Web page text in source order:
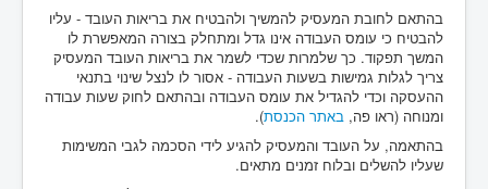
בהתאם לחובת המעסיק להמשיך ולהבטיח את בריאות העובד - עליו
להבטיח כי עומס העבודה אינו גדל ומתחלק בצורה המאפשרת לו
המשך תפקוד. כך שלמרות שכדי לשמר את בריאות העובד המעסיק
צריך לגלות גמישות בשעות העבודה - אסור לו לנצל שינוי בתנאי
ההעסקה וכדי להגדיל את עומס העבודה ובהתאם לחוק שעות עבודה
ומנוחה (ראו פה, באתר הכנסת).
בהתאמה, על העובד והמעסיק להגיע לידי הסכמה לגבי המשימות
שעליו להשלים ובלוח זמנים מתאים.